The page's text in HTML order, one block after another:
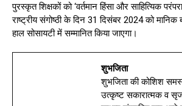
पुरस्कृत शिक्षकों को ‘वर्तमान हिंसा और साहित्यिक
राष्ट्रीय संगोष्ठी के दिन 31 दिसंबर 2024 को
हाल सोसायटी में सम्मानित किया जाएगा।
शुभजिता
शुभजिता की कोशिश
उत्कृष्ट सकारात्मक व